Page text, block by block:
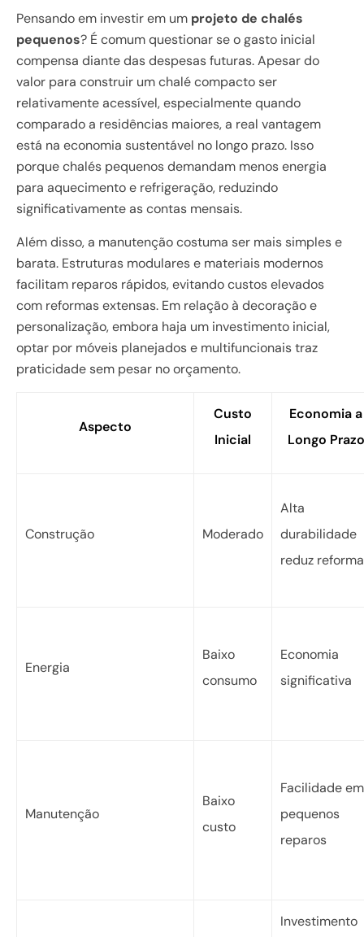
Pensando em investir em um projeto de chalés
pequenos? É comum questionar se o gasto inicial
compensa diante das despesas futuras. Apesar do
valor para construir um chalé compacto ser
relativamente acessível, especialmente quando
comparado a residências maiores, a real vantagem
está na economia sustentável no longo prazo. Isso
porque chalés pequenos demandam menos energia
para aquecimento e refrigeração, reduzindo
significativamente as contas mensais.
Além disso, a manutenção costuma ser mais simples e
barata. Estruturas modulares e materiais modernos
facilitam reparos rápidos, evitando custos elevados
com reformas extensas. Em relação à decoração e
personalização, embora haja um investimento inicial,
optar por móveis planejados e multifuncionais traz
praticidade sem pesar no orçamento.
Aspecto
Custo
Inicial
Economia a
Longo Prazo
Construção Moderado
Alta
durabilidade
reduz
Energia
Baixo
consumo
Economia
significativa
Manutenção
Baixo
custo
Facilidade em
pequenos
reparos
Investimento